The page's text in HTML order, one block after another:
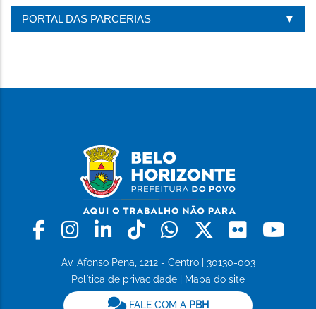
PÁGINA
PORTAL DAS PARCERIAS
Facebook
Instagram
LinkedinTiktokWhatsapp
X Flickr
Av. Afonso Pena, 1212 - Centro | 30130-003
Política de privacidade
Mapa do site
FALE COM A PBH